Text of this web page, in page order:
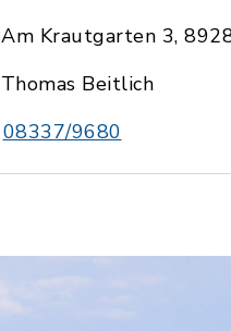
Am Krautgarten 3,
Thomas Beitlich
08337/9680